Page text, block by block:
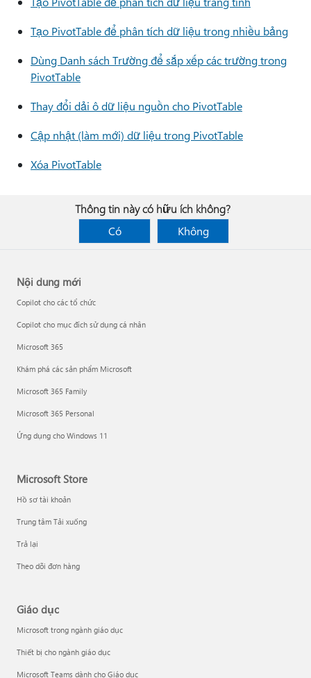
Tạo PivotTable để phân tích dữ liệu trong nhiều bảng
Dùng Danh sách Trường để sắp xếp các trường trong
PivotTable
Thay đổi dải ô dữ liệu nguồn cho PivotTable
Cập nhật (làm mới) dữ liệu trong PivotTable
Xóa PivotTable
Thông tin này có hữu ích không?
Có
Không
Nội dung mới
Copilot cho các tổ chức
Copilot cho mục đích sử dụng cá nhân
Microsoft 365
Khám phá các sản phẩm Microsoft
Microsoft 365 Family
Microsoft 365 Personal
Ứng dụng cho Windows 11
Microsoft Store
Hồ sơ tài khoản
Trung tâm Tải xuống
Trả lại
Theo dõi đơn hàng
Giáo dục
Microsoft trong ngành giáo dục
Thiết bị cho ngành giáo dục
Microsoft Teams dành cho Giáo dục